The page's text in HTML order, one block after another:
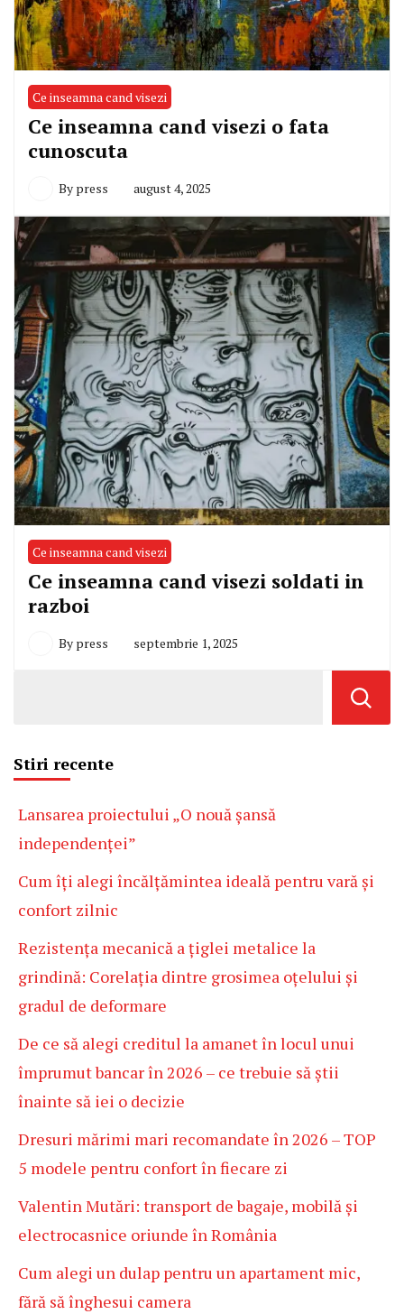
Ce inseamna cand visezi
Ce inseamna cand visezi o fata
cunoscuta
By press august 4, 2025
Ce inseamna cand visezi
Ce inseamna cand visezi soldati in
razboi
By press septembrie 1, 2025
Stiri recente
Lansarea proiectului „O nouă șansă
independenței”
Cum îți alegi încălțămintea ideală pentru vară și
confort zilnic
Rezistența mecanică a țiglei metalice la
grindină: Corelația dintre grosimea oțelului și
gradul de deformare
De ce să alegi creditul la amanet în locul unui
împrumut bancar în 2026 – ce trebuie să știi
înainte să iei o decizie
Dresuri mărimi mari recomandate în 2026 – TOP
5 modele pentru confort în fiecare zi
Valentin Mutări: transport de bagaje, mobilă și
electrocasnice oriunde în România
Cum alegi un dulap pentru un apartament mic,
fără să înghesui camera